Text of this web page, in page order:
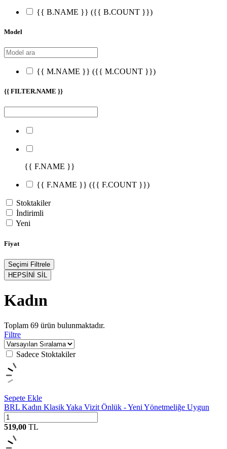
{{ B.NAME }} ({{ B.COUNT }})
Model
{{ M.NAME }} ({{ M.COUNT }})
{{ FILTER.NAME }}
{{ F.NAME }}
{{ F.NAME }} ({{ F.COUNT }})
Stoktakiler
İndirimli
Yeni
Fiyat
Seçimi Filtrele
HEPSİNİ SİL
Kadın
Toplam 69 ürün bulunmaktadır.
Filtre
Sadece Stoktakiler
Sepete Ekle
BRL Kadın Klasik Yaka Vizit Önlük - Yeni Yönetmeliğe Uygun
519,00 TL